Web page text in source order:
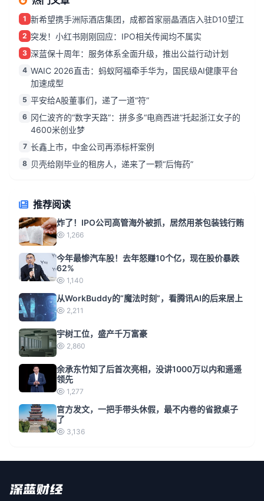
1 新希望携手洲际酒店集团，成都首家丽晶酒店入驻D10望江
2 突发！小红书刚刚回应：IPO相关传闻均不属实
3 深蓝保十周年：服务体系全面升级，推出公益行动计划
4 WAIC 2026直击：蚂蚁阿福牵手华为，国民级AI健康平台
加速成型
5 平安给A股董事们，递了一道“符”
6 冈仁波齐的“数字天路”：拼多多“电商西进”托起浙江女子的
4600米创业梦
7 长鑫上市，中金公司再添标杆案例
8 贝壳给刚毕业的租房人，递来了一颗“后悔药”
推荐阅读
炸了！IPO公司高管海外被抓，居然用茶包装钱行贿
1,266
今年最惨汽车股！去年怒赚10个亿，现在股价暴跌
62%
1,140
从WorkBuddy的“魔法时刻”，看腾讯AI的后来居上
2,211
宇树工位，盛产千万富豪
2,860
余承东竹知了后首次亮相，没讲1000万以内和遥遥
领先
1,277
官方发文，一把手带头休假，最不内卷的省掀桌子
了
3,136